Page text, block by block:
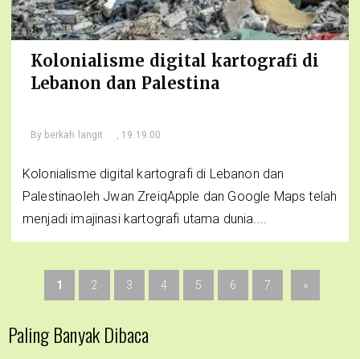
Kolonialisme digital kartografi di
Lebanon dan Palestina
By berkah langit , 19.19.00
Kolonialisme digital kartografi di Lebanon dan
Palestinaoleh Jwan ZreiqApple dan Google Maps telah
menjadi imajinasi kartografi utama dunia....
1 2 3 4 5 6 7 »
Paling Banyak Dibaca